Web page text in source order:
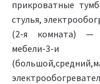
прикроватные
стулья,
(2-я комната) —
мебели-3-и